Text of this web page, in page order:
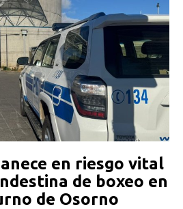
en riesgo vital
de boxeo en
de Osorno